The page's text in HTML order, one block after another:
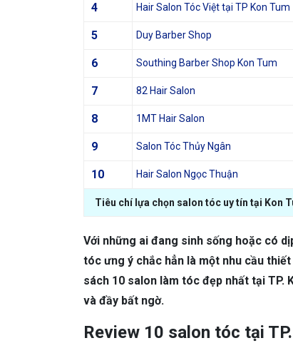
4 Hair Salon Tóc Việt tại TP Kon Tum
5 Duy Barber Shop
6 Southing Barber Shop Kon Tum
7 82 Hair Salon
8 1MT Hair Salon
9 Salon Tóc Thủy Ngân
10 Hair Salon Ngọc Thuận
Tiêu chí lựa chọn salon tóc uy tín tại Kon
Với những ai đang sinh sống hoặc có
tóc ưng ý chắc hẳn là một nhu cầu
sách 10 salon làm tóc đẹp nhất tại TP.
và đầy bất ngờ.
Review 10 salon tóc tại